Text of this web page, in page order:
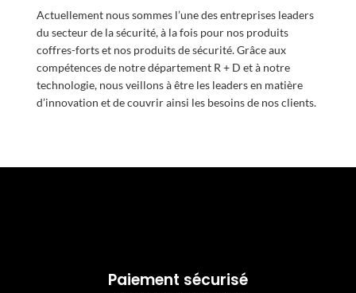
Actuellement nous sommes l’une des entreprises leaders
du secteur de la sécurité, à la fois pour nos produits
coffres-forts et nos produits de sécurité. Grâce aux
compétences de notre département R + D et à notre
technologie, nous veillons à être les leaders en matière
d’innovation et de couvrir ainsi les besoins de nos clients.
Paiement sécurisé